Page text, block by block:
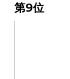
第9位